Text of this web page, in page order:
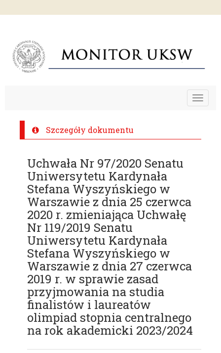
Toggle
Szczegóły dokumentu
Uchwała Nr 97/2020 Senatu
Uniwersytetu Kardynała
Stefana Wyszyńskiego w
Warszawie z dnia 25 czerwca
2020 r. zmieniająca Uchwałę
Nr 119/2019 Senatu
Uniwersytetu Kardynała
Stefana Wyszyńskiego w
Warszawie z dnia 27 czerwca
2019 r. w sprawie zasad
przyjmowania na studia
finalistów i laureatów
olimpiad stopnia centralnego
na rok akademicki 2023/2024